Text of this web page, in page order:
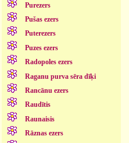
Purezers
Pušas ezers
Puterezers
Puzes ezers
Radopoles ezers
Raganu purva sēra dīķi
Rancānu ezers
Raudītis
Raunaisis
Rāznas ezers